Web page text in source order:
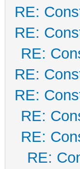
RE:
RE:
RE:
RE:
RE:
RE:
RE:
RE: